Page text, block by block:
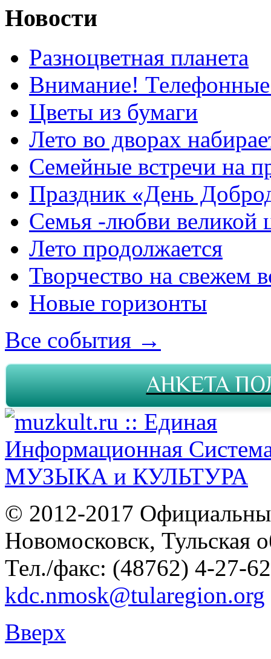
Новости
Разноцветная планета
Внимание!
Цветы из бумаги
Лето во дворах
Семейные встречи на
Праздник «День
Семья -любви великой
Лето продолжается
Творчество на свежем
Новые горизонты
Все события →
АНКЕТА
© 2012-2017
Новомосковск, Тульская
Тел./факс: (48762) 4-27-
kdc.nmosk@tularegion.org
Вверх